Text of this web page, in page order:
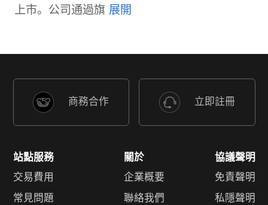
上市。公司通過旗
商務合作 立即註冊
站點服務
交易費用
常見問題
關於
企業概要
聯絡我們
協議聲明
免責聲明
私隱聲明